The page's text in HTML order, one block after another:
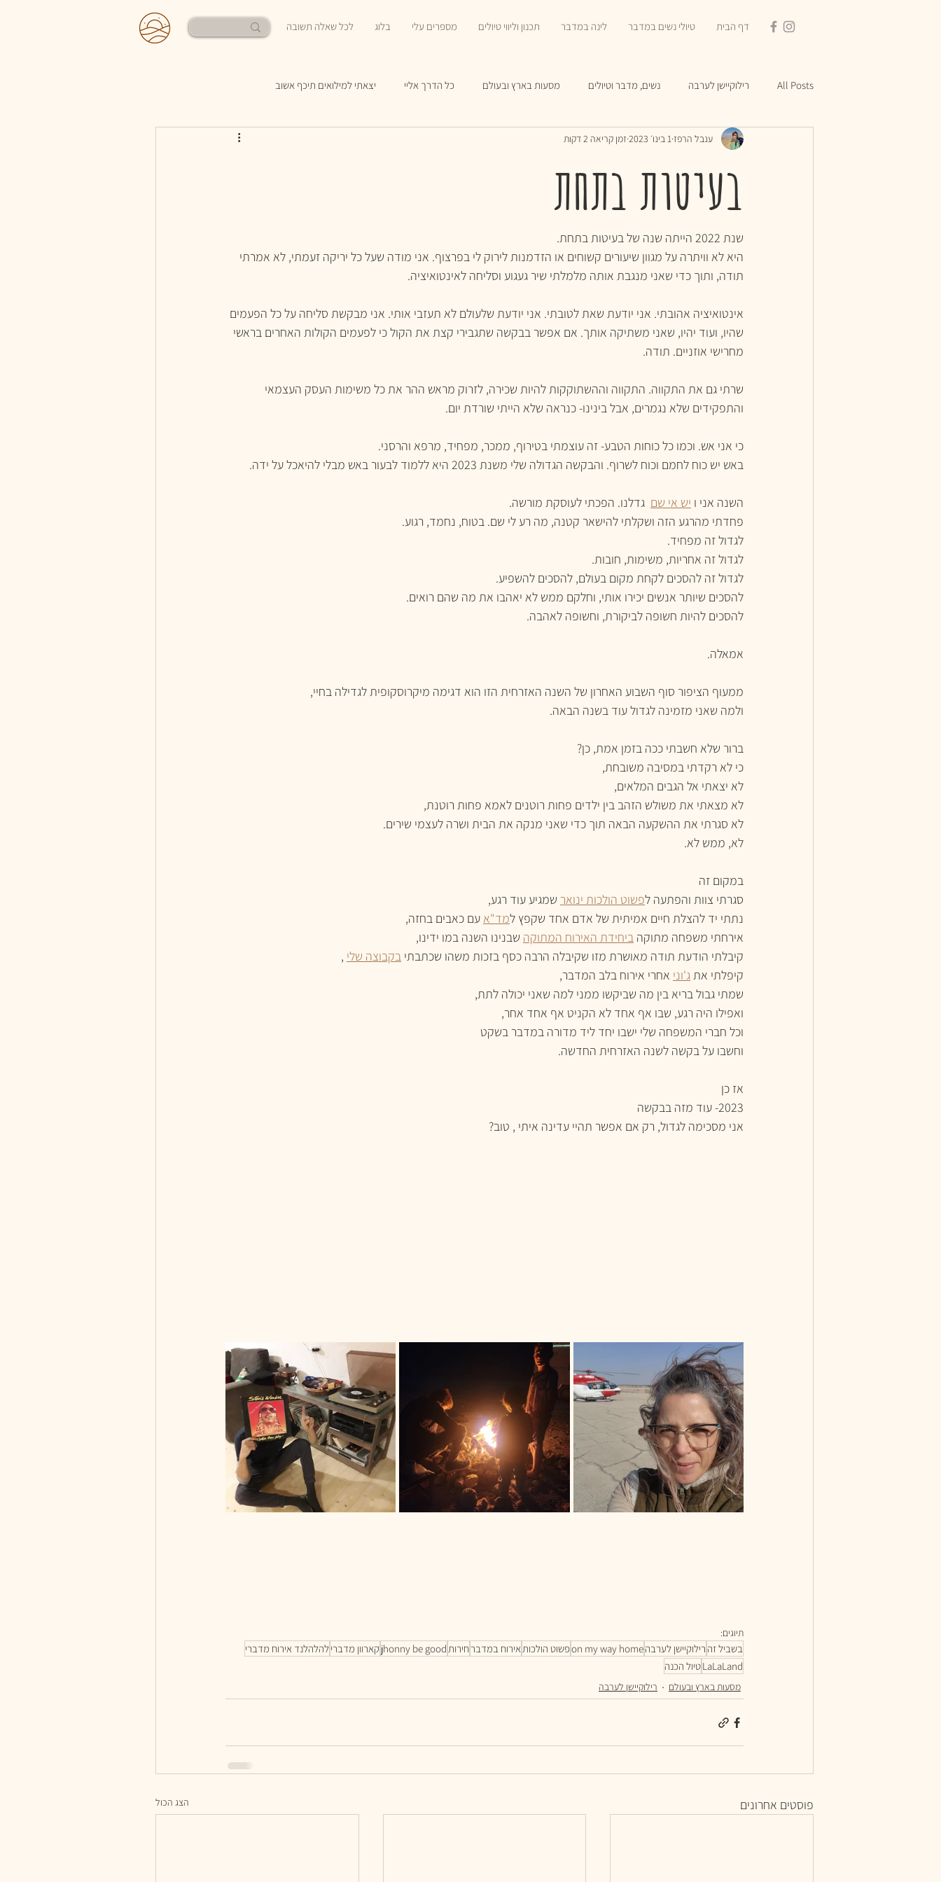
דף הבית טיולי נשים במדבר לינה במדבר תכנון וליווי טיולים מספרים עלי בלוג לכל שאלה תשובה
All Posts רילוקיישן לערבה נשים, מדבר וטיולים מסעות בארץ ובעולם כל הדרך אליי יצאתי למילואים תיכף אשוב
בעיטות בתחת
ענבל הרפז 1 בינו׳ 2023 זמן קריאה 2 דקות
שנת 2022 הייתה שנה של בעיטות בתחת.
היא לא וויתרה על מגוון שיעורים קשוחים או הזדמנות לירוק לי בפרצוף. אני מודה שעל כל יריקה זעמתי, לא אמרתי
תודה, ותוך כדי שאני מנגבת אותה מלמלתי שיר געגוע וסליחה לאינטואיציה.
אינטואיציה אהובתי. אני יודעת שאת לטובתי. אני יודעת שלעולם לא תעזבי אותי. אני מבקשת סליחה על כל הפעמים
שהיו, ועוד יהיו, שאני משתיקה אותך. אם אפשר בבקשה שתגבירי קצת את הקול כי לפעמים הקולות האחרים בראשי
מחרישי אוזניים. תודה.
שרתי גם את התקווה. התקווה וההשתוקקות להיות שכירה, לזרוק מראש ההר את כל משימות העסק העצמאי
והתפקידים שלא נגמרים, אבל בינינו- כנראה שלא הייתי שורדת יום.
כי אני אש. וכמו כל כוחות הטבע- זה עוצמתי בטירוף, ממכר, מפחיד, מרפא והרסני.
באש יש כוח לחמם וכוח לשרוף. והבקשה הגדולה שלי משנת 2023 היא ללמוד לבעור באש מבלי להיאכל על ידה.
השנה אני ו יש אי שם
  גדלנו. הפכתי לעוסקת מורשה.
פחדתי מהרגע הזה ושקלתי להישאר קטנה, מה רע לי שם. בטוח, נחמד, רגוע.
לגדול זה מפחיד.
לגדול זה אחריות, משימות, חובות.
לגדול זה להסכים לקחת מקום בעולם, להסכים להשפיע.
להסכים שיותר אנשים יכירו אותי, וחלקם ממש לא יאהבו את מה שהם רואים.
להסכים להיות חשופה לביקורת, וחשופה לאהבה.
אמאלה.
ממעוף הציפור סוף השבוע האחרון של השנה האזרחית הזו הוא דגימה מיקרוסקופית לגדילה בחיי,
ולמה שאני מזמינה לגדול עוד בשנה הבאה.
ברור שלא חשבתי ככה בזמן אמת, כן?
כי לא רקדתי במסיבה משובחת,
לא יצאתי אל הגבים המלאים,
לא מצאתי את משולש הזהב בין ילדים פחות רוטנים לאמא פחות רוטנת,
לא סגרתי את ההשקעה הבאה תוך כדי שאני מנקה את הבית ושרה לעצמי שירים.
לא, ממש לא.
במקום זה
סגרתי צוות והפתעה לפשוט הולכות ינואר שמגיע עוד רגע,
נתתי יד להצלת חיים אמיתית של אדם אחד שקפץ למד"א עם כאבים בחזה,
אירחתי משפחה מתוקה ביחידת האירוח המתוקה שבנינו השנה במו ידינו,
קיבלתי הודעת תודה מאושרת מזו שקיבלה הרבה כסף בזכות משהו שכתבתי בקבוצה שלי ,
קיפלתי את ג'וני אחרי אירוח בלב המדבר,
שמתי גבול בריא בין מה שביקשו ממני למה שאני יכולה לתת,
ואפילו היה רגע, שבו אף אחד לא הקניט אף אחד אחר,
וכל חברי המשפחה שלי ישבו יחד ליד מדורה במדבר בשקט
וחשבו על בקשה לשנה האזרחית החדשה.
אז כן
2023- עוד מזה בבקשה
אני מסכימה לגדול, רק אם אפשר תהיי עדינה איתי , טוב?
תיוגים:
בשביל זה רילוקיישן לערבהon my way homeפשוט הולכותאירוח במדברחירותjhonny be goodקארוון מדברילהלהלנד אירוח מדברי
LaLaLandטיול הכנה
מסעות בארץ ובעולם רילוקיישן לערבה
פוסטים אחרונים הצג הכול